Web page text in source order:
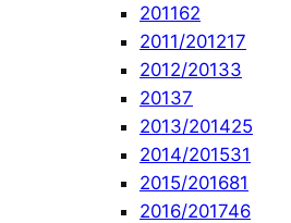
201162
2011/201217
2012/20133
20137
2013/201425
2014/201531
2015/201681
2016/201746